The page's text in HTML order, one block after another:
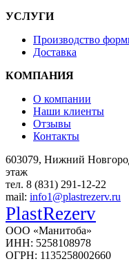
УСЛУГИ
Производство
Доставка
КОМПАНИЯ
О компании
Наши клиенты
Отзывы
Контакты
603079, Нижний
этаж
тел. 8 (831) 291-12-22
mail: info1@plastrezerv.ru
PlastRezerv
ООО «Манитоба»
ИНН: 5258108978
ОГРН: 1135258002660